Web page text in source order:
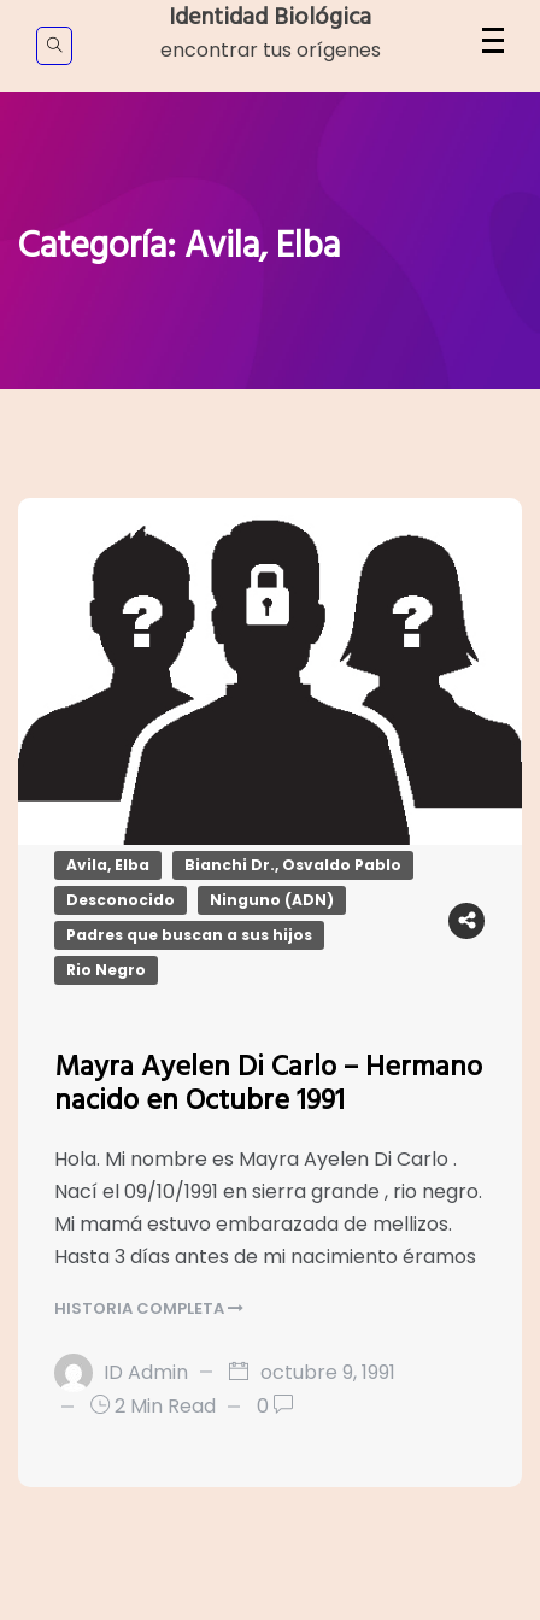
content
Identidad Biológica
encontrar tus orígenes
Categoría:Avila, Elba
Avila, Elba
Bianchi Dr., Osvaldo Pablo
Desconocido
Ninguno (ADN)
Padres que buscan a sus hijos
Rio Negro
Mayra Ayelen Di Carlo – Hermano
nacido en Octubre 1991
Hola. Mi nombre es Mayra Ayelen Di Carlo .
Nací el 09/10/1991 en sierra grande , rio negro.
Mi mamá estuvo embarazada de mellizos.
Hasta 3 días antes de mi nacimiento éramos
HISTORIA COMPLETA
ID Admin
octubre 9, 1991
2 Min Read
0